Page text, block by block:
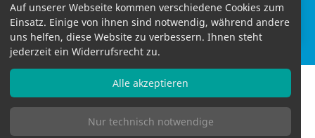
Chefarzt
AGB Datenschutzbestimmungen
Auf unserer Webseite kommen verschiedene Cookies zum
Einsatz. Einige von ihnen sind notwendig, während andere
uns helfen, diese Website zu verbessern. Ihnen steht
jederzeit ein Widerrufsrecht zu.
Nur technisch notwendige
Alle akzeptieren